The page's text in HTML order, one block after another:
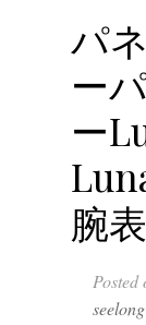
パ
ー
ー
腕表
Posted
seelong